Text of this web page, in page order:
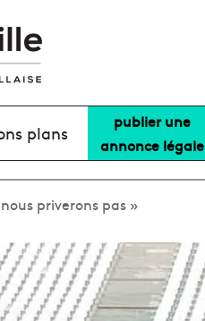
plans
publier une
annonce légale
priverons pas »